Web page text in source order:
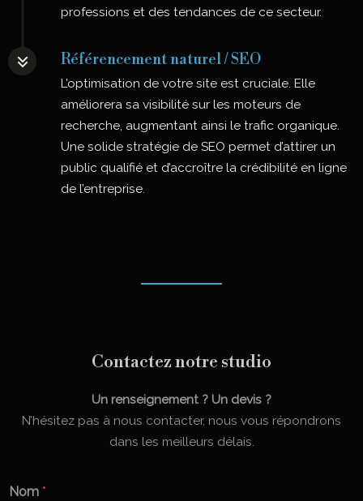
professions et des tendances de ce secteur.
Référencement naturel / SEO
L’optimisation de votre site est cruciale. Elle
améliorera sa visibilité sur les moteurs de
recherche, augmentant ainsi le trafic organique.
Une solide stratégie de SEO permet d’attirer un
public qualifié et d’accroître la crédibilité en ligne
de l’entreprise.
Contactez notre studio
Un renseignement ? Un devis ?
N’hésitez pas à nous contacter, nous vous répondrons
dans les meilleurs délais.
Nom*